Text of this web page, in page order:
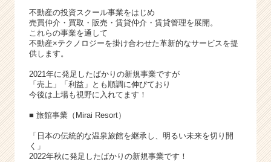
不動産の投資スクール事業をはじめ
売買仲介・買取・販売・賃貸仲介・賃貸管理を展開。
これらの事業を通して
不動産×テクノロジーを掛け合わせた革新的なサービスを提
供します。
2021年に発足したばかりの新規事業ですが
「売上」「利益」とも順調に伸びており
今後は上場も視野に入れてます！
■ 旅館事業（Mirai Resort）
「日本の伝統的な温泉旅館を継承し、明るい未来を切り開
く」
2022年秋に発足したばかりの新規事業です！